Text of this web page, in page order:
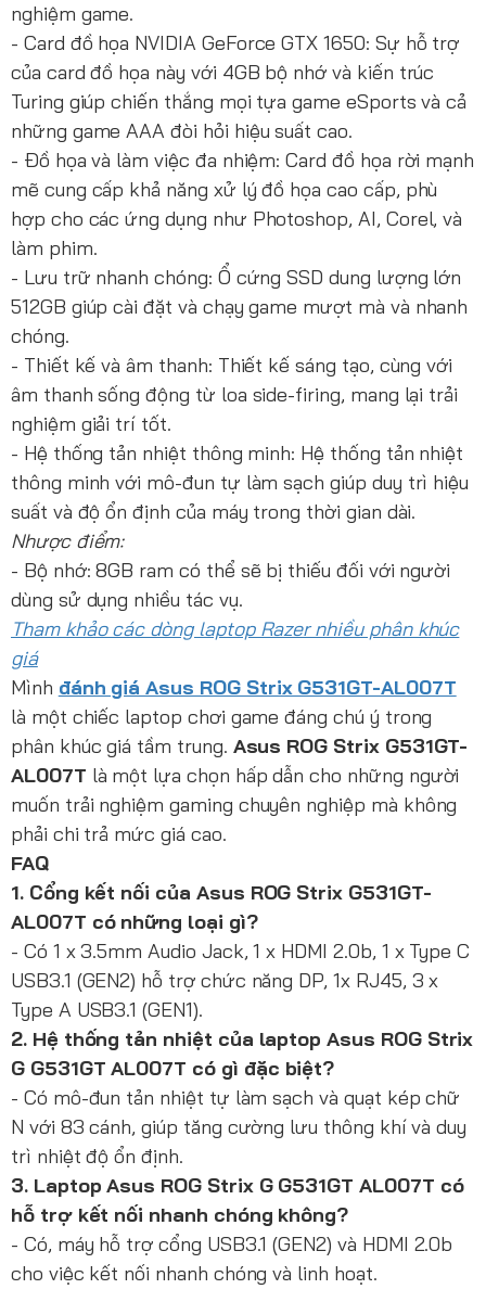
nghiệm game.
- Card đồ họa NVIDIA GeForce GTX 1650: Sự hỗ trợ
của card đồ họa này với 4GB bộ nhớ và kiến trúc
Turing giúp chiến thắng mọi tựa game eSports và cả
những game AAA đòi hỏi hiệu suất cao.
- Đồ họa và làm việc đa nhiệm: Card đồ họa rời mạnh
mẽ cung cấp khả năng xử lý đồ họa cao cấp, phù
hợp cho các ứng dụng như Photoshop, AI, Corel, và
làm phim.
- Lưu trữ nhanh chóng: Ổ cứng SSD dung lượng lớn
512GB giúp cài đặt và chạy game mượt mà và nhanh
chóng.
- Thiết kế và âm thanh: Thiết kế sáng tạo, cùng với
âm thanh sống động từ loa side-firing, mang lại trải
nghiệm giải trí tốt.
- Hệ thống tản nhiệt thông minh: Hệ thống tản nhiệt
thông minh với mô-đun tự làm sạch giúp duy trì hiệu
suất và độ ổn định của máy trong thời gian dài.
Nhược điểm:
- Bộ nhớ: 8GB ram có thể sẽ bị thiếu đối với người
dùng sử dụng nhiều tác vụ.
Tham khảo các dòng laptop Razer nhiều phân khúc
giá
Mình đánh giá Asus ROG Strix G531GT-AL007T
là một chiếc laptop chơi game đáng chú ý trong
phân khúc giá tầm trung. Asus ROG Strix G531GT-
AL007T là một lựa chọn hấp dẫn cho những người
muốn trải nghiệm gaming chuyên nghiệp mà không
phải chi trả mức giá cao.
FAQ
1. Cổng kết nối của Asus ROG Strix G531GT-
AL007T có những loại gì?
- Có 1 x 3.5mm Audio Jack, 1 x HDMI 2.0b, 1 x Type C
USB3.1 (GEN2) hỗ trợ chức năng DP, 1x RJ45, 3 x
Type A USB3.1 (GEN1).
2. Hệ thống tản nhiệt của laptop Asus ROG Strix
G G531GT AL007T có gì đặc biệt?
- Có mô-đun tản nhiệt tự làm sạch và quạt kép chữ
N với 83 cánh, giúp tăng cường lưu thông khí và duy
trì nhiệt độ ổn định.
3. Laptop Asus ROG Strix G G531GT AL007T có
hỗ trợ kết nối nhanh chóng không?
- Có, máy hỗ trợ cổng USB3.1 (GEN2) và HDMI 2.0b
cho việc kết nối nhanh chóng và linh hoạt.